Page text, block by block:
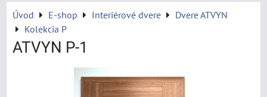
Úvod E-shop Interiérové dvere
Dvere ATVYN
Kolekcia P
ATVYN P-1